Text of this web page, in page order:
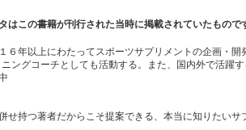
この書籍が刊行された当時に掲載されていたもので
６年以上にわたってスポーツサプリメントの企画
ングコーチとしても活動する。また、国内外で活
持つ著者だからこそ提案できる、本当に知りたいサ